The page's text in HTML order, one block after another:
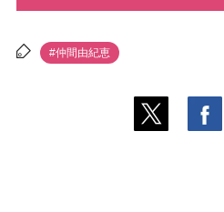
#仲間由紀恵